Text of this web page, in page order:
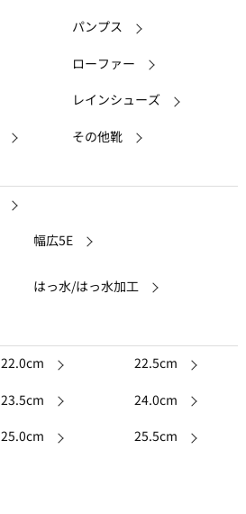
パンプス
ローファー
レインシューズ
その他靴
幅広5E
はっ水/はっ水加工
22.0cm 22.5cm
23.5cm 24.0cm
25.0cm 25.5cm